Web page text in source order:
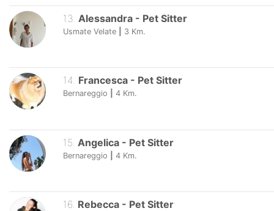
13. Alessandra - Pet Sitter
Usmate Velate 3 Km.
14. Francesca - Pet Sitter
Bernareggio 4 Km.
15 Angelica - Pet Sitter
Bernareggio 4 Km.
16 Rebecca - Pet Sitter